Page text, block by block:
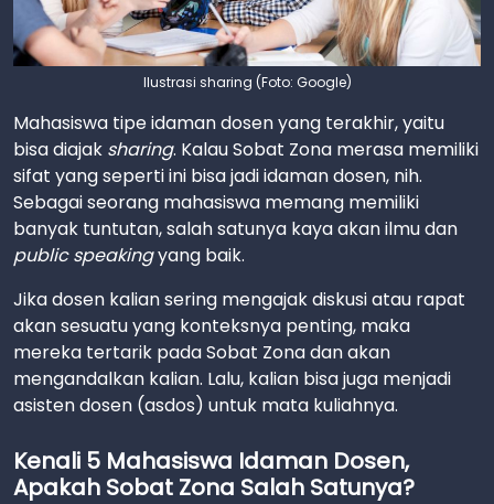
Ilustrasi sharing (Foto: Google)
Mahasiswa tipe idaman dosen yang terakhir, yaitu
bisa diajak sharing. Kalau Sobat Zona merasa memiliki
sifat yang seperti ini bisa jadi idaman dosen, nih.
Sebagai seorang mahasiswa memang memiliki
banyak tuntutan, salah satunya kaya akan ilmu dan
public speakingyang baik.
Jika dosen kalian sering mengajak diskusi atau rapat
akan sesuatu yang konteksnya penting, maka
mereka tertarik pada Sobat Zona dan akan
mengandalkan kalian. Lalu, kalian bisa juga menjadi
asisten dosen (asdos) untuk mata kuliahnya.
Kenali 5 Mahasiswa Idaman Dosen,
Apakah Sobat Zona Salah Satunya?